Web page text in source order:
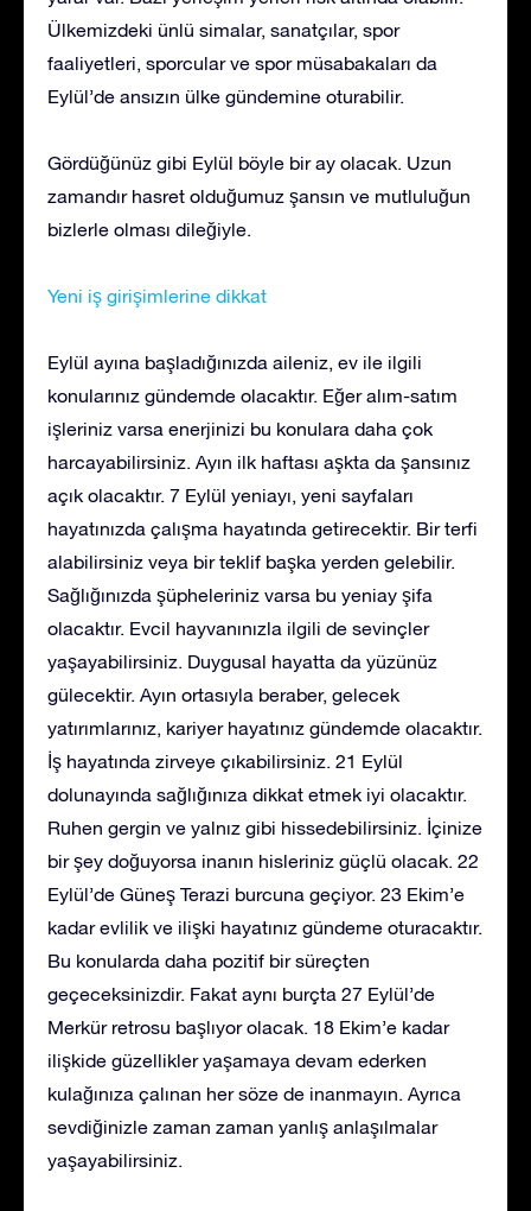
Ülkemizdeki ünlü simalar, sanatçılar, spor
faaliyetleri, sporcular ve spor müsabakaları da
Eylül’de ansızın ülke gündemine oturabilir.
Gördüğünüz gibi Eylül böyle bir ay olacak. Uzun
zamandır hasret olduğumuz şansın ve mutluluğun
bizlerle olması dileğiyle.
Yeni iş girişimlerine dikkat
Eylül ayına başladığınızda aileniz, ev ile ilgili
konularınız gündemde olacaktır. Eğer alım-satım
işleriniz varsa enerjinizi bu konulara daha çok
harcayabilirsiniz. Ayın ilk haftası aşkta da şansınız
açık olacaktır. 7 Eylül yeniayı, yeni sayfaları
hayatınızda çalışma hayatında getirecektir. Bir terfi
alabilirsiniz veya bir teklif başka yerden gelebilir.
Sağlığınızda şüpheleriniz varsa bu yeniay şifa
olacaktır. Evcil hayvanınızla ilgili de sevinçler
yaşayabilirsiniz. Duygusal hayatta da yüzünüz
gülecektir. Ayın ortasıyla beraber, gelecek
yatırımlarınız, kariyer hayatınız gündemde olacaktır.
İş hayatında zirveye çıkabilirsiniz. 21 Eylül
dolunayında sağlığınıza dikkat etmek iyi olacaktır.
Ruhen gergin ve yalnız gibi hissedebilirsiniz. İçinize
bir şey doğuyorsa inanın hisleriniz güçlü olacak. 22
Eylül’de Güneş Terazi burcuna geçiyor. 23 Ekim’e
kadar evlilik ve ilişki hayatınız gündeme oturacaktır.
Bu konularda daha pozitif bir süreçten
geçeceksinizdir. Fakat aynı burçta 27 Eylül’de
Merkür retrosu başlıyor olacak. 18 Ekim’e kadar
ilişkide güzellikler yaşamaya devam ederken
kulağınıza çalınan her söze de inanmayın. Ayrıca
sevdiğinizle zaman zaman yanlış anlaşılmalar
yaşayabilirsiniz.